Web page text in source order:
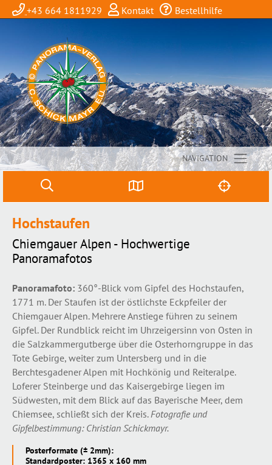
+43 664 1811929 Kontakt Bestellhilfe
NAVIGATION
Hochstaufen
Chiemgauer Alpen - Hochwertige
Panoramafotos
Panoramafoto: 360°-Blick vom Gipfel des Hochstaufen,
1771 m. Der Staufen ist der östlichste Eckpfeiler der
Chiemgauer Alpen. Mehrere Anstiege führen zu seinem
Gipfel. Der Rundblick reicht im Uhrzeigersinn von Osten in
die Salzkammergutberge über die Osterhorngruppe in das
Tote Gebirge, weiter zum Untersberg und in die
Berchtesgadener Alpen mit Hochkönig und Reiteralpe.
Loferer Steinberge und das Kaisergebirge liegen im
Südwesten, mit dem Blick auf das Bayerische Meer, dem
Chiemsee, schließt sich der Kreis.Fotografie und
Gipfelbestimmung: Christian Schickmayr.
Posterformate (± 2mm):
Standardposter: 1365 x 160 mm